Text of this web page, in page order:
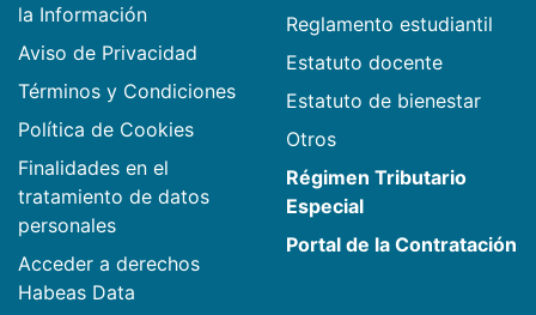
la Información
Aviso de Privacidad
Términos y Condiciones
Política de Cookies
Finalidades en el
tratamiento de datos
personales
Acceder a derechos
Habeas Data
Reglamento estudiantil
Estatuto docente
Estatuto de bienestar
Otros
Régimen Tributario
Especial
Portal de la Contratación